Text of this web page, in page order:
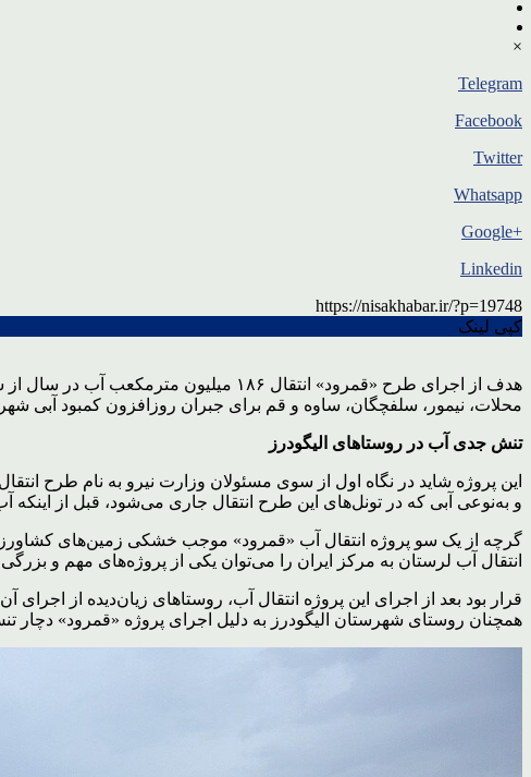
×
Telegram
Facebook
Twitter
Whatsapp
+Google
Linkedin
https://nisakhabar.ir/?p=19748
کپی لینک
هدف از اجرای طرح «قمرود» انتقال
محلات، نیمور، سلفچگان، ساوه و قم برای جبران روزافزون کمبود آبی شهرهایی که
تنش جدی آب در روستاهای الیگودرز
این پروژه شاید در نگاه اول از سوی مسئولان وزارت نیرو به نام طرح
و به‌نوعی آبی که در تونل‌های این طرح انتقال جاری می‌شود، قبل از
گرچه از یک سو پروژه انتقال آب «قمرود» موجب خشکی زمین‌های کشاورزی
انتقال آب لرستان به مرکز ایران را می‌توان یکی از پروژه‌های مهم و
قرار بود بعد از اجرای این پروژه انتقال آب، روستاهای زیان‌دیده از
همچنان روستای شهرستان الیگودرز به دلیل اجرای پروژه «قمرود» دچار